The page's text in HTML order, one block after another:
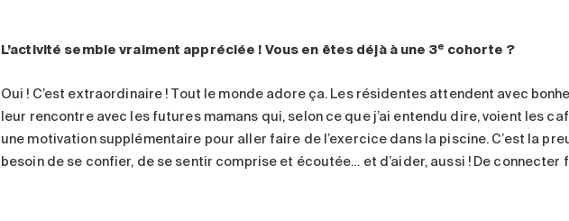
L’activité semble vraiment appréciée ! Vous en êtes déjà à une 3e cohorte ?
Oui ! C’est extraordinaire ! Tout le monde adore ça. Les résidentes attendent avec
leur rencontre avec les futures mamans qui, selon ce que j’ai entendu dire, voient les
une motivation supplémentaire pour aller faire de l’exercice dans la piscine. C’est la
besoin de se confier, de se sentir comprise et écoutée… et d’aider, aussi ! De connecter